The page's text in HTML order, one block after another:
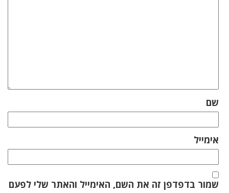
שם
אימייל
שמור בדפדפן זה את השם, האימייל והאתר שלי לפעם